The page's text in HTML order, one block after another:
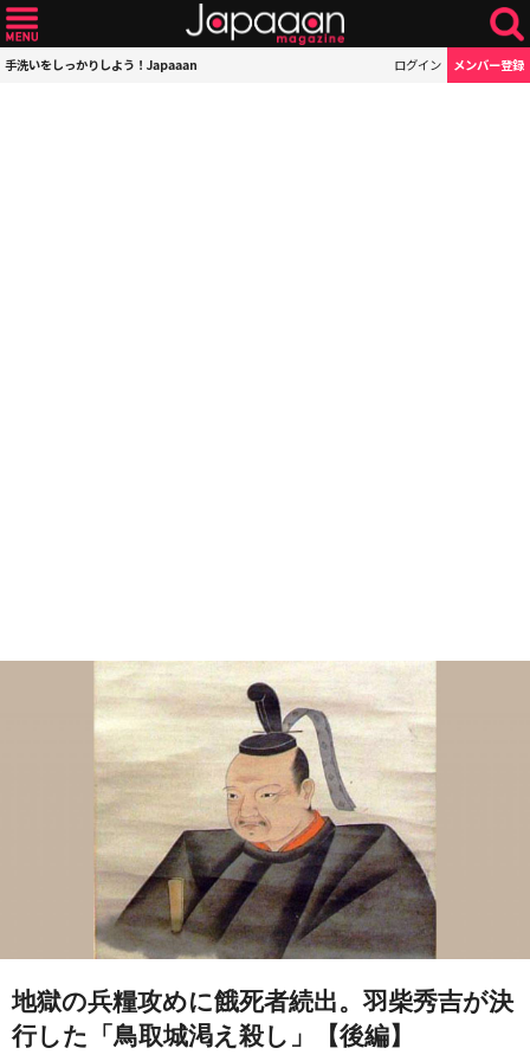
手洗いをしっかりしよう！Japaaan ログイン メンバー登録
地獄の兵糧攻めに餓死者続出。羽柴秀吉が決
行した「鳥取城渇え殺し」【後編】